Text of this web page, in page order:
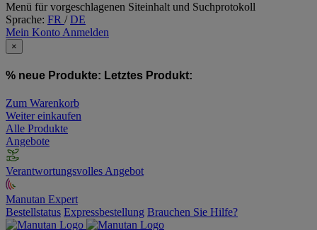
Menü für vorgeschlagenen Siteinhalt und Suchprotokoll
Sprache: FR /DE
Mein Konto Anmelden
×
% neue Produkte: Letztes Produkt:
Zum Warenkorb
Weiter einkaufen
Alle Produkte
Angebote
Verantwortungsvolles Angebot
Manutan Expert
Bestellstatus Expressbestellung Brauchen Sie Hilfe?